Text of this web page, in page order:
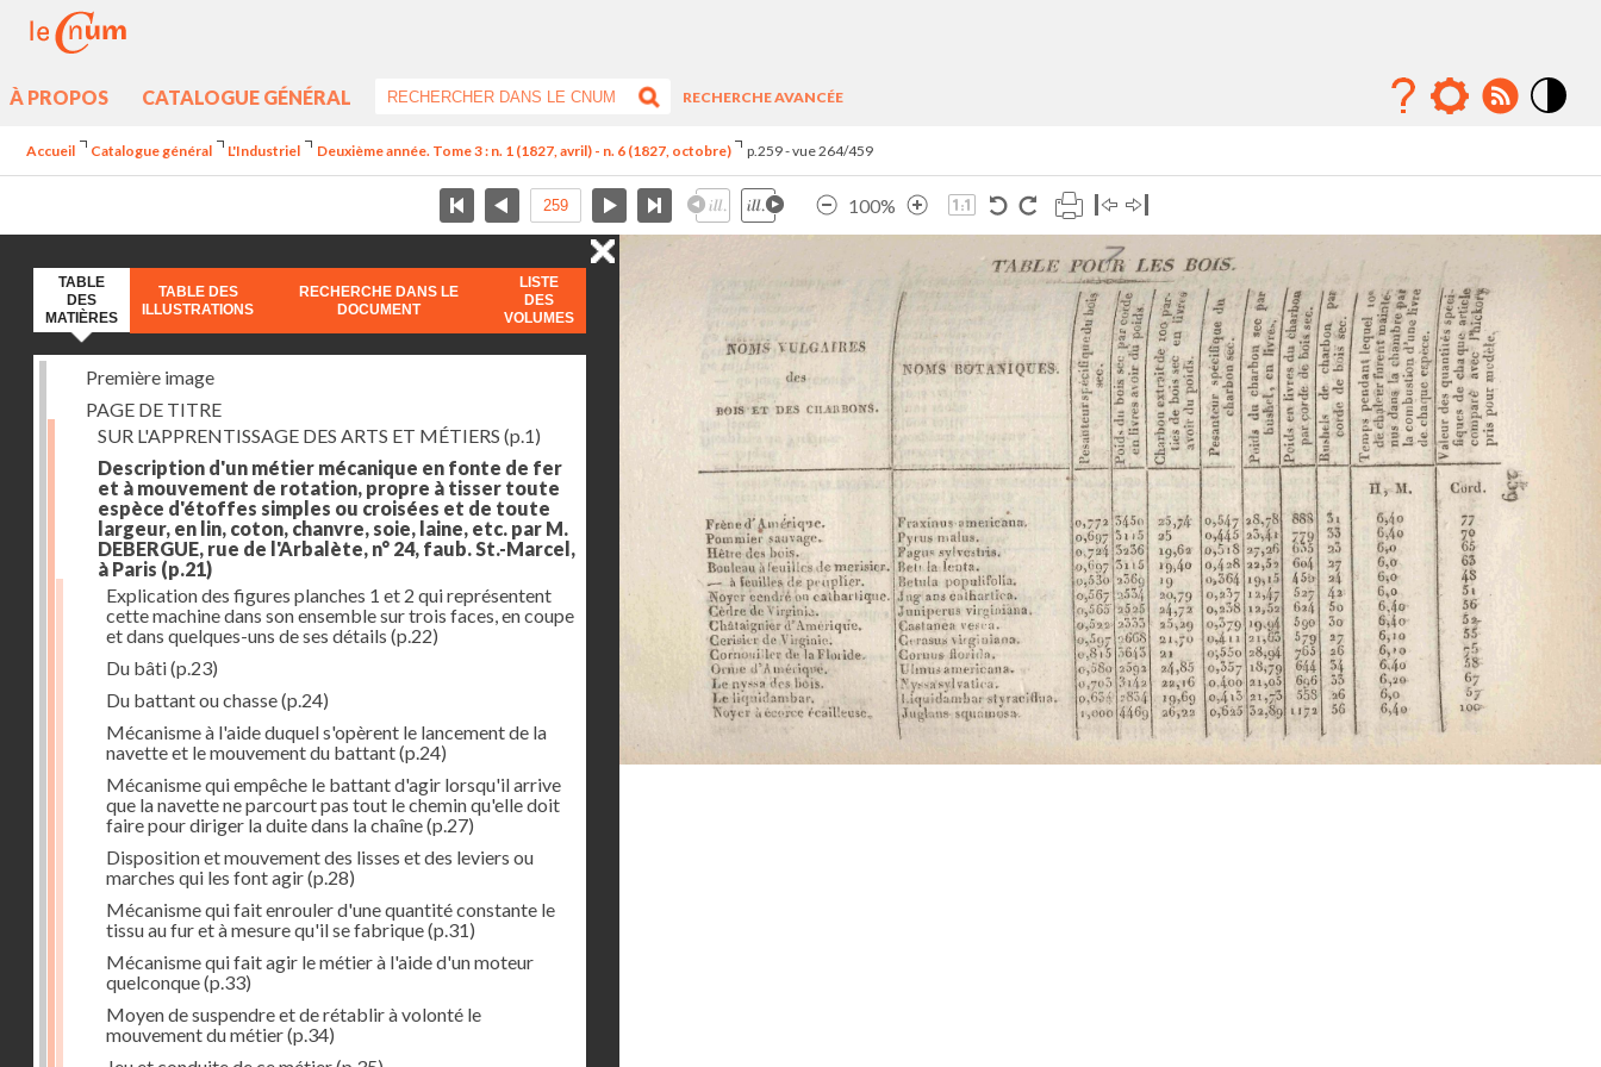
À PROPOS CATALOGUE GÉNÉRAL
RECHERCHE AVANCÉE
Accueil Catalogue général L'Industriel Deuxième année. Tome 3 : n. 1 (1827, avril) - n. 6 (1827, octobre) p.259 - vue 264/459
100%
TABLE
DES
MATIÈRES
TABLE DES
ILLUSTRATIONS
RECHERCHE DANS LE
DOCUMENT
LISTE
DES
VOLUMES
Première image
PAGE DE TITRE
SUR L'APPRENTISSAGE DES ARTS ET MÉTIERS (p.1)
Description d'un métier mécanique en fonte de fer
et à mouvement de rotation, propre à tisser toute
espèce d'étoffes simples ou croisées et de toute
largeur, en lin, coton, chanvre, soie, laine, etc. par M.
DEBERGUE, rue de l'Arbalète, n° 24, faub. St.-Marcel,
à Paris (p.21)
Explication des figures planches 1 et 2 qui représentent
cette machine dans son ensemble sur trois faces, en coupe
et dans quelques-uns de ses détails (p.22)
Du bâti(p.23)
Du battant ou chasse(p.24)
Mécanisme à l'aide duquel s'opèrent le lancement de la
navette et le mouvement du battant(p.24)
Mécanisme qui empêche le battant d'agir lorsqu'il arrive
que la navette ne parcourt pas tout le chemin qu'elle doit
faire pour diriger la duite dans la chaîne(p.27)
Disposition et mouvement des lisses et des leviers ou
marches qui les font agir(p.28)
Mécanisme qui fait enrouler d'une quantité constante le
tissu au fur et à mesure qu'il se fabrique(p.31)
Mécanisme qui fait agir le métier à l'aide d'un moteur
quelconque(p.33)
Moyen de suspendre et de rétablir à volonté le
mouvement du métier(p.34)